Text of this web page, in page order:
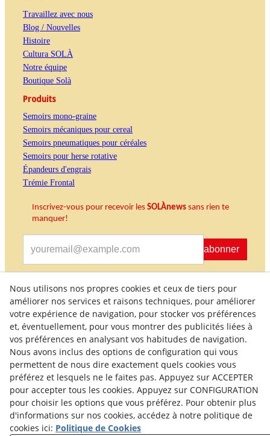
Travaillez avec nous
Blog / Nouvelles
Histoire
Cultura SOLÀ
Notre équipe
Boutique Solà
Produits
Semoirs mono-graine
Semoirs mécaniques pour cereal
Semoirs pneumatiques pour céréales
Semoirs pour herse rotative
Épandeurs d'engrais
Trémie Frontal
Inscrivez-vous pour recevoir les SOLÀnews sans rien te
manquer!
S'abonner
J'accepte de recevoir des informations commerciales
Politique de Qualité Conditions générales d'achat
Politique de Confidentialité Politique sur les Cookies
Nous utilisons nos propres cookies et ceux de tiers pour
améliorer nos services et raisons techniques, pour améliorer
votre expérience de navigation, pour stocker vos préférences
et, éventuellement, pour vous montrer des publicités liées à
vos préférences en analysant vos habitudes de navigation.
Nous avons inclus des options de configuration qui vous
permettent de nous dire exactement quels cookies vous
préférez et lesquels ne le faites pas. Appuyez sur ACCEPTER
pour accepter tous les cookies. Appuyez sur CONFIGURATION
pour choisir les options que vous préférez. Pour obtenir plus
d'informations sur nos cookies, accédez à notre politique de
cookies ici: Politique de Cookies